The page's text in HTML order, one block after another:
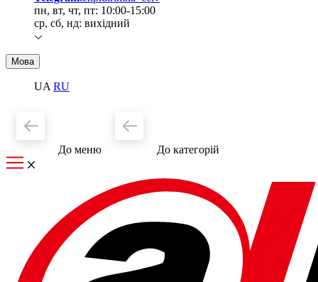
пн, вт, чт, пт: 10:00-15:00
ср, сб, нд: вихідний
Мова
UA RU
До меню До категорiй